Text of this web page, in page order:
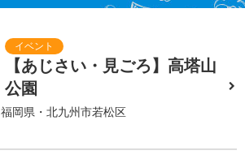
【あじさい・見ごろ】高塔山
公園
福岡県・北九州市若松区